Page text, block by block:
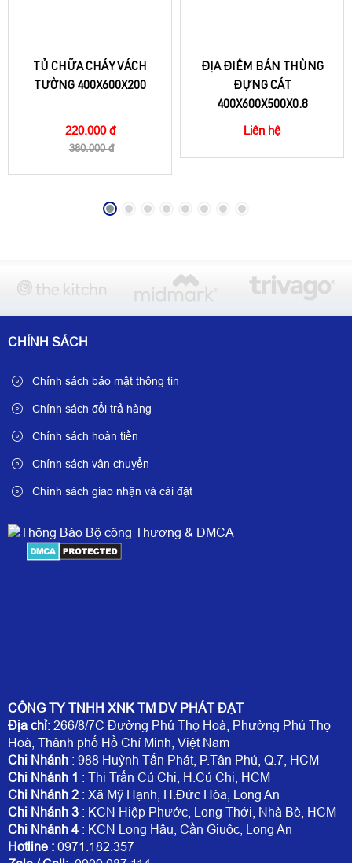
TỦ CHỮA CHÁY VÁCH
TƯỜNG 400X600X200
220.000 đ
380.000 đ
ĐỊA ĐIỂM BÁN THÙNG
ĐỰNG CÁT
400X600X500X0.8
Liên hệ
CÔNG TY TNHH XNK TM DV PHÁT ĐẠT
Địa chỉ: 266/8/7C Đường Phú Thọ Hoà, Phường Phú Thọ
Hoà, Thành phố Hồ Chí Minh, Việt Nam
Chi Nhánh : 988 Huỳnh Tấn Phát, P.Tân Phú, Q.7, HCM
Chi Nhánh 1 : Thị Trấn Củ Chi, H.Củ Chi, HCM
Chi Nhánh 2 : Xã Mỹ Hạnh, H.Đức Hòa, Long An
Chi Nhánh 3 : KCN Hiệp Phước, Long Thới, Nhà Bè, HCM
Chi Nhánh 4 : KCN Long Hậu, Cần Giuộc, Long An
Hotline : 0971.182.357
CHÍNH SÁCH
Chính sách bảo mật thông tin
Chính sách đổi trả hàng
Chính sách hoàn tiền
Chính sách vận chuyển
Chính sách giao nhận và cài đặt